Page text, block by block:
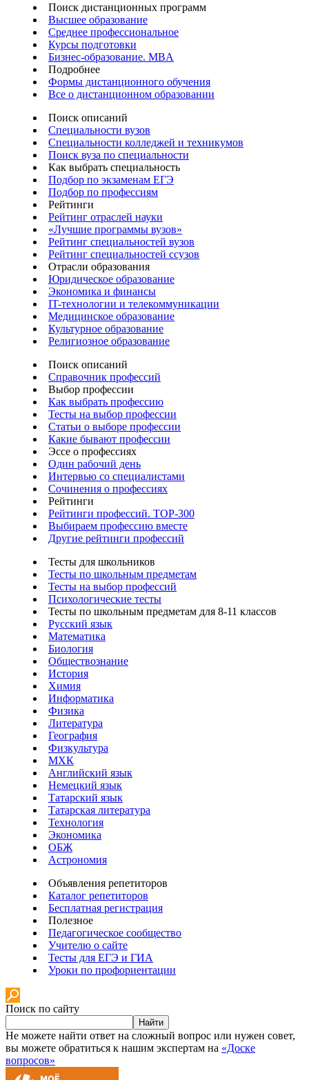
Поиск дистанционных программ
Высшее образование
Среднее профессиональное
Курсы подготовки
Бизнес-образование. MBA
Подробнее
Формы дистанционного обучения
Все о дистанционном образовании
Поиск описаний
Специальности вузов
Специальности колледжей и техникумов
Поиск вуза по специальности
Как выбрать специальность
Подбор по экзаменам ЕГЭ
Подбор по профессиям
Рейтинги
Рейтинг отраслей науки
«Лучшие программы вузов»
Рейтинг специальностей вузов
Рейтинг специальностей ссузов
Отрасли образования
Юридическое образование
Экономика и финансы
IT-технологии и телекоммуникации
Медицинское образование
Культурное образование
Религиозное образование
Поиск описаний
Справочник профессий
Выбор профессии
Как выбрать профессию
Тесты на выбор профессии
Статьи о выборе профессии
Какие бывают профессии
Эссе о профессиях
Один рабочий день
Интервью со специалистами
Сочинения о профессиях
Рейтинги
Рейтинги профессий. TOP-300
Выбираем профессию вместе
Другие рейтинги профессий
Тесты для школьников
Тесты по школьным предметам
Тесты на выбор профессий
Психологические тесты
Тесты по школьным предметам для 8-11 классов
Русский язык
Математика
Биология
Обществознание
История
Химия
Информатика
Физика
Литература
География
Физкультура
МХК
Английский язык
Немецкий язык
Татарский язык
Татарская литература
Технология
Экономика
ОБЖ
Астрономия
Объявления репетиторов
Каталог репетиторов
Бесплатная регистрация
Полезное
Педагогическое сообщество
Учителю о сайте
Тесты для ЕГЭ и ГИА
Уроки по профориентации
Поиск по сайту
Найти
Не можете найти ответ на сложный вопрос или нужен совет,
вы можете обратиться к нашим экспертам на «Доске
вопросов»